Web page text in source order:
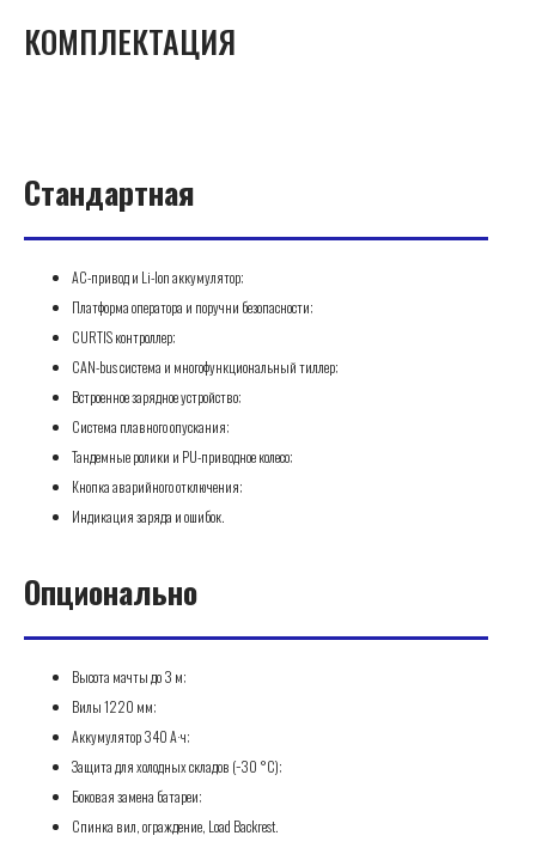
КОМПЛЕКТАЦИЯ
Стандартная
AC-привод и Li-Ion аккумулятор;
Платформа оператора и поручни безопасности;
CURTIS контроллер;
CAN-bus система и многофункциональный тиллер;
Встроенное зарядное устройство;
Система плавного опускания;
Тандемные ролики и PU-приводное колесо;
Кнопка аварийного отключения;
Индикация заряда и ошибок.
Опционально
Высота мачты до 3 м;
Вилы 1220 мм;
Аккумулятор 340 А·ч;
Защита для холодных складов (−30 °C);
Боковая замена батареи;
Спинка вил, ограждение, Load Backrest.